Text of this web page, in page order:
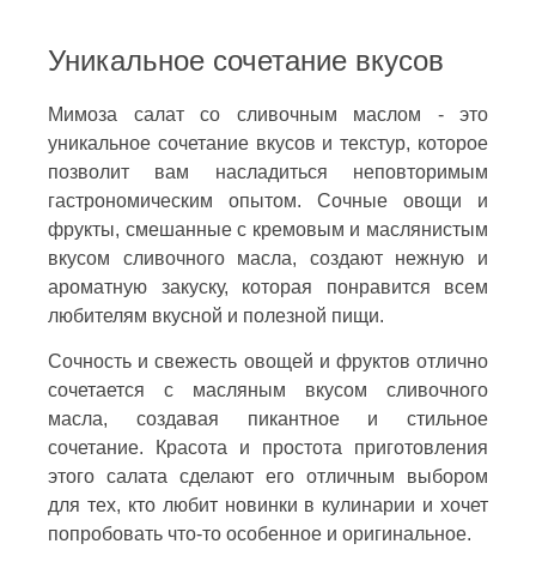
Уникальное сочетание вкусов
Мимоза салат со сливочным маслом - это
уникальное сочетание вкусов и текстур, которое
позволит вам насладиться неповторимым
гастрономическим опытом. Сочные овощи и
фрукты, смешанные с кремовым и маслянистым
вкусом сливочного масла, создают нежную и
ароматную закуску, которая понравится всем
любителям вкусной и полезной пищи.
Сочность и свежесть овощей и фруктов отлично
сочетается с масляным вкусом сливочного
масла, создавая пикантное и стильное
сочетание. Красота и простота приготовления
этого салата сделают его отличным выбором
для тех, кто любит новинки в кулинарии и хочет
попробовать что-то особенное и оригинальное.